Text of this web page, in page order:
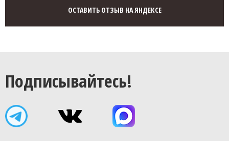
ОСТАВИТЬ ОТЗЫВ НА ЯНДЕКСЕ
Подписывайтесь!